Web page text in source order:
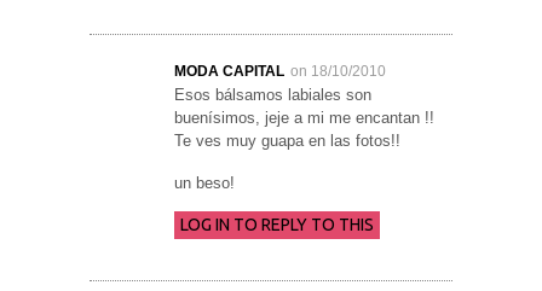
MODA CAPITAL on 18/10/2010
Esos bálsamos labiales son
buenísimos, jeje a mi me encantan !!
Te ves muy guapa en las fotos!!
un beso!
LOG IN TO REPLY TO THIS